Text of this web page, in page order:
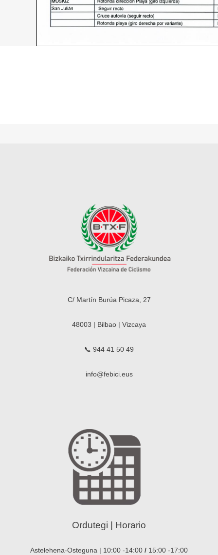
C/ Martín Burúa Picaza, 27
48003 | Bilbao | Vizcaya
📞 944 41 50 49
info@febici.eus
Ordutegi | Horario
Astelehena-Osteguna | 10:00 -14:00 / 15:00 -17:00